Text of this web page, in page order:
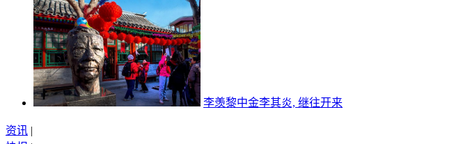
李羡黎中金李其炎, 继往开来
资讯 |